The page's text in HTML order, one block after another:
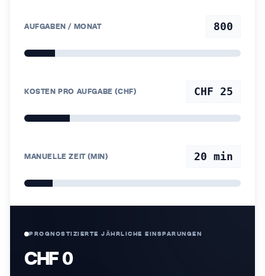
AUFGABEN / MONAT 800
KOSTEN PRO AUFGABE (CHF) CHF 25
MANUELLE ZEIT (MIN) 20 min
PROGNOSTIZIERTE JÄHRLICHE EINSPARUNGEN
CHF 0